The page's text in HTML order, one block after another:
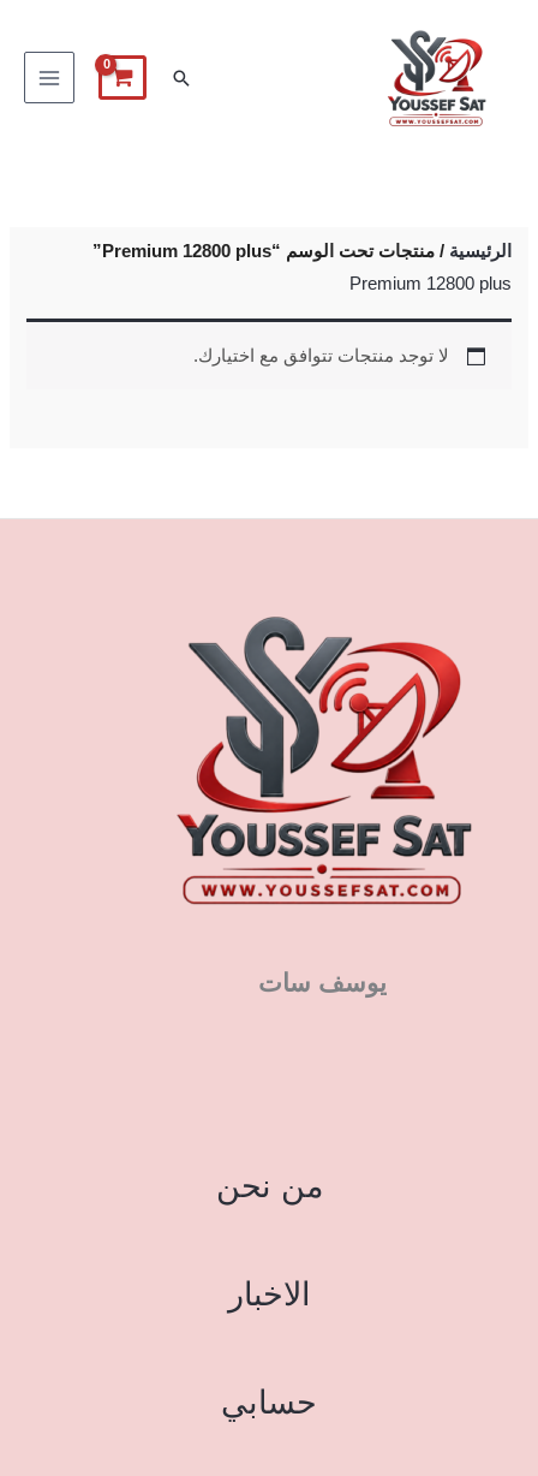
البحث
الرئيسية / منتجات تحت الوسم “Premium 12800 plus”
Premium 12800 plus
لا توجد منتجات تتوافق مع اختيارك.
يوسف سات
من نحن
الاخبار
حسابي